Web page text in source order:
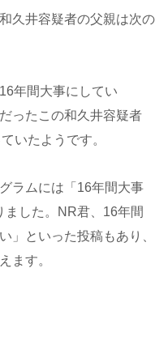
久井容疑者の父親は次の
年間大事にしてい
ったこの和久井容疑者
いたようです。
ラムには「16年間大事
した。NR君、16年間
」といった投稿もあり、
ます。